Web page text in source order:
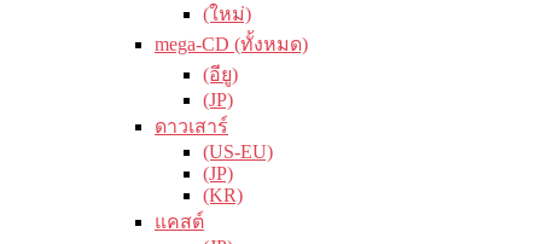
(ใหม่)
mega-CD (ทั้งหมด)
(อียู)
(JP)
ดาวเสาร์
(US-EU)
(JP)
(KR)
แคสต์